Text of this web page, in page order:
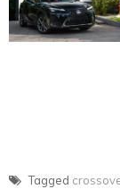
Tagged